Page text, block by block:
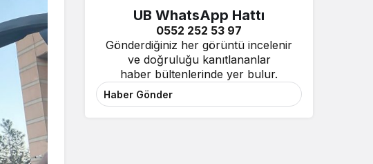
UB WhatsApp Hattı
0552 252 53 97
Gönderdiğiniz her görüntü incelenir
ve doğruluğu kanıtlananlar
haber bültenlerinde yer bulur.
Haber Gönder